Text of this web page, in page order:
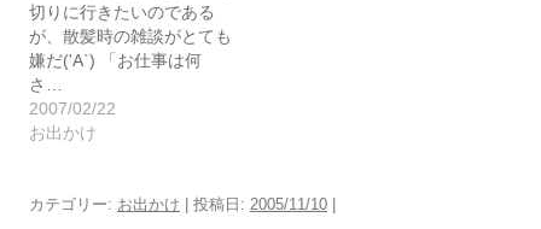
切りに行きたいのである
が、散髪時の雑談がとても
嫌だ('A`) 「お仕事は何
さ…
2007/02/22
お出かけ
カテゴリー: お出かけ | 投稿日: 2005/11/10